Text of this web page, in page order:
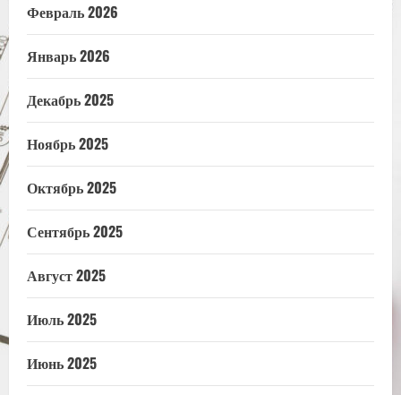
Февраль 2026
Январь 2026
Декабрь 2025
Ноябрь 2025
Октябрь 2025
Сентябрь 2025
Август 2025
Июль 2025
Июнь 2025